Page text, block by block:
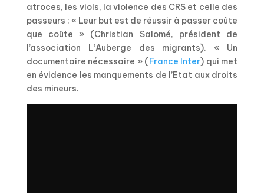
atroces, les viols, la violence des CRS et celle des
passeurs : « Leur but est de réussir à passer coûte
que coûte » (Christian Salomé, président de
l’association L’Auberge des migrants). « Un
documentaire nécessaire » (France Inter) qui met
en évidence les manquements de l’Etat aux droits
des mineurs.